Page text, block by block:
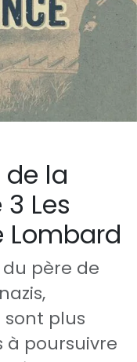
de la
Les
Lombard
père de
sont plus
poursuivre